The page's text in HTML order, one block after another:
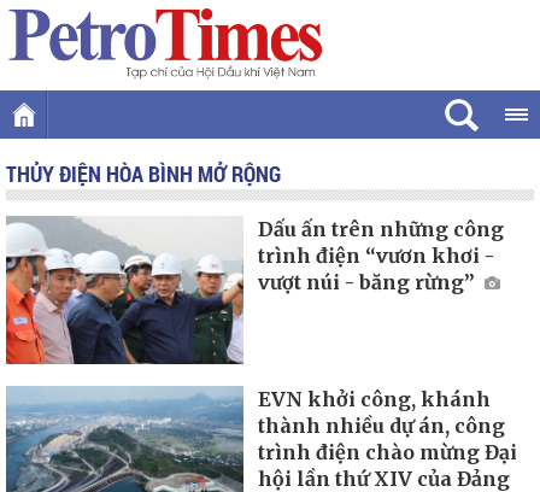
THỦY ĐIỆN HÒA BÌNH MỞ RỘNG
Dấu ấn trên những công
trình điện “vươn khơi -
vượt núi - băng rừng”
EVN khởi công, khánh
thành nhiều dự án, công
trình điện chào mừng Đại
hội lần thứ XIV của Đảng